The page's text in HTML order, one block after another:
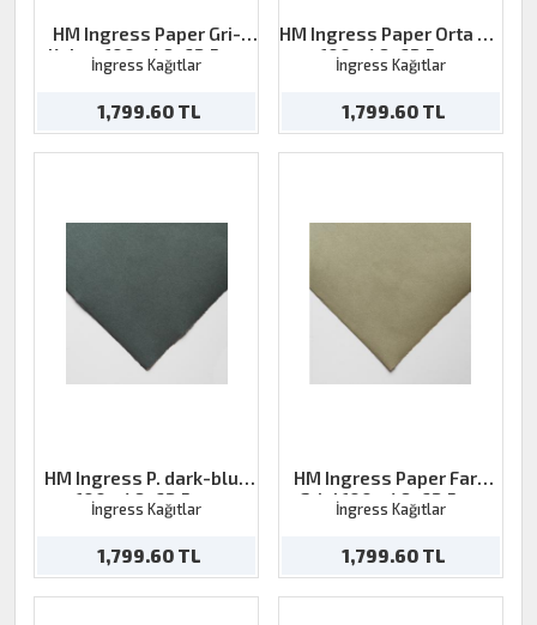
HM Ingress Paper Gri-
Kahve 100g 48x62,5cm
İngress Kağıtlar
1,799.60 TL
HM Ingress Paper Orta Gri
100g 48x62,5cm
İngress Kağıtlar
1,799.60 TL
HM Ingress P. dark-blue
100g 48x62,5cm
İngress Kağıtlar
1,799.60 TL
HM Ingress Paper Fare
Grisi 100g 48x62,5cm
İngress Kağıtlar
1,799.60 TL